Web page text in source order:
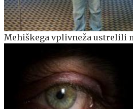
Mehiškega vplivneža ustrelili